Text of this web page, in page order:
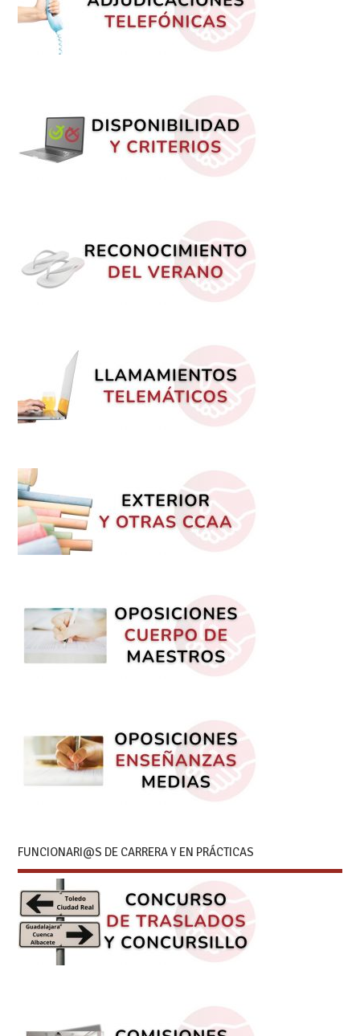
FUNCIONARI@S DE CARRERA Y EN PRÁCTICAS